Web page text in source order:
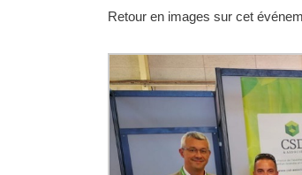
Retour en images sur cet